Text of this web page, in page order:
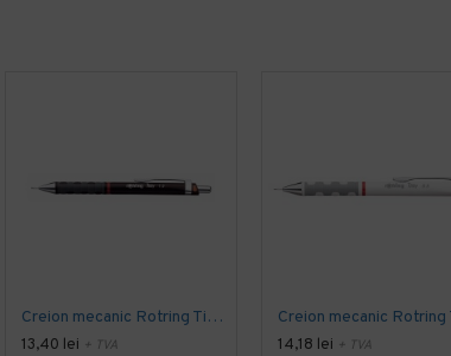
Creion mecanic Rotring Tikky III, mina 1 mm, negru
13,40 lei + TVA 14,18 lei + TVA